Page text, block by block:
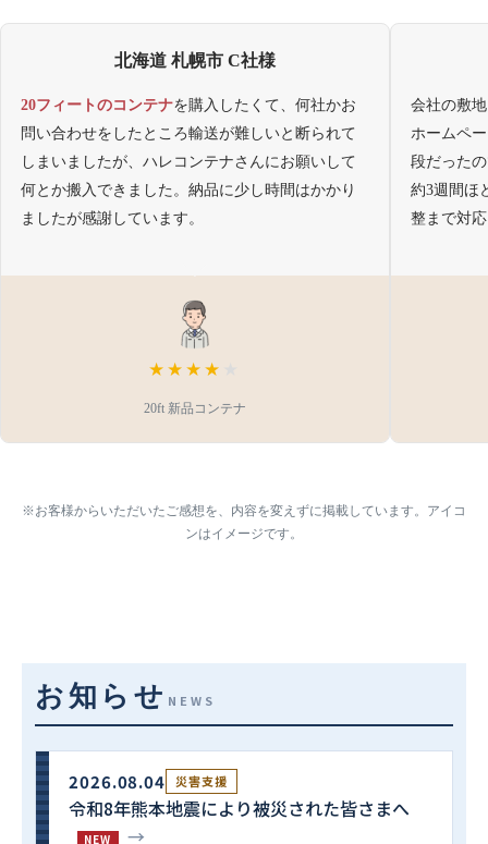
北海道 札幌市 C社様
20フィートのコンテナを購入したくて、何社かお
問い合わせをしたところ輸送が難しいと断られて
しまいましたが、ハレコンテナさんにお願いして
何とか搬入できました。納品に少し時間はかかり
ましたが感謝しています。
★★★★
20ft 新品コンテナ
会社の敷
ホームペ
段だった
約3週間ほ
整まで対
※お客様からいただいたご感想を、内容を変えずに掲載しています。アイコ
ンはイメージです。
お知らせ NEWS
2026.08.04 災害支援
令和8年熊本地震により被災された皆さまへ
NEW →